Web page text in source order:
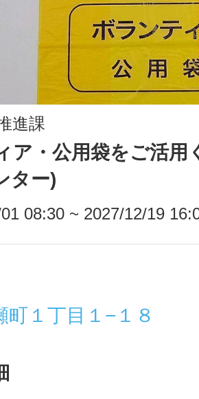
進課
ア・公用袋をご活用
ター)
08:30 ~ 2027/12/19
LINE
SMS
町１丁目１−１８
盟スポットに
域に導入を